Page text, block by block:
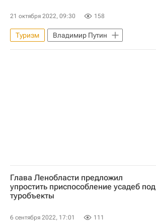
21 октября 2022, 09:30 158
Туризм
Владимир Путин
Инфраструктура
Гостиницы
Глава Ленобласти предложил
упростить приспособление усадеб под
туробъекты
6 сентября 2022, 17:01 111